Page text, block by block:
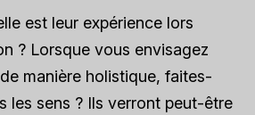
est leur expérience lors
? Lorsque vous envisagez
manière holistique, faites-
les sens ? Ils verront peut-être